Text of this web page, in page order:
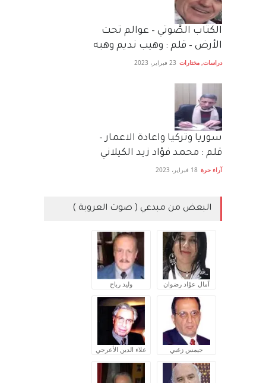
الكتاب الصَّوتي – عوالم تحت
الأرض – قلم : وهيب نديم وهبه
دراسات, مختارات 23 فبراير، 2023
سوريا وتركيا واعادة الاعمار –
قلم : محمد فؤاد زيد الكيلاني
آراء حرة 18 فبراير، 2023
البعض من مبدعي ( صوت العروبة )
آمال عوّاد رضوان وليد رباح
جيمس زغبي علاء الدين الأعرجي